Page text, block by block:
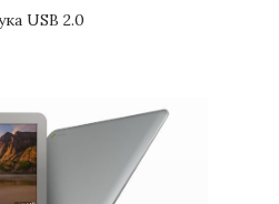
USB 2.0